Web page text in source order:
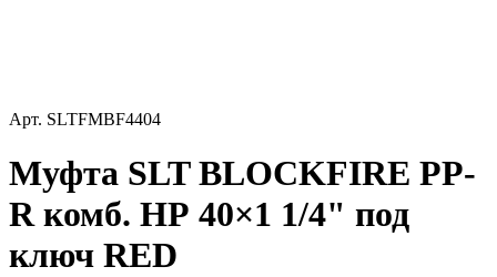
Арт. SLTFMBF4404
Муфта SLT BLOCKFIRE PP-
R комб. НР 40×1 1/4" под
ключ RED